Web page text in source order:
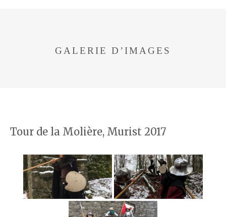
GALERIE D’IMAGES
Tour de la Molière, Murist 2017